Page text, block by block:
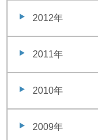
2012年
2011年
2010年
2009年